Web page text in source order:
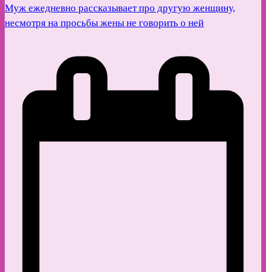
Муж ежедневно рассказывает про другую женщину,
несмотря на просьбы жены не говорить о ней